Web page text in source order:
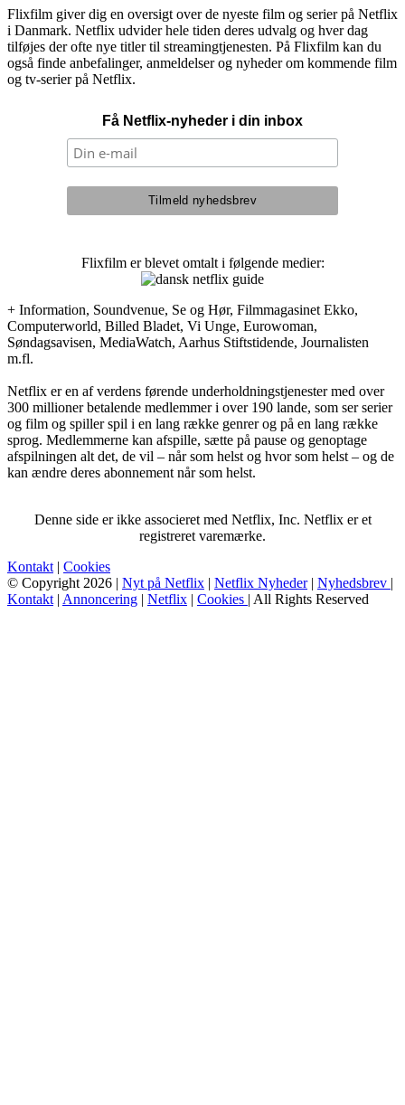
Flixfilm giver dig en oversigt over de nyeste film og serier på Netflix
i Danmark. Netflix udvider hele tiden deres udvalg og hver dag
tilføjes der ofte nye titler til streamingtjenesten. På Flixfilm kan du
også finde anbefalinger, anmeldelser og nyheder om kommende film
og tv-serier på Netflix.
Få Netflix-nyheder i din inbox
Flixfilm er blevet omtalt i følgende medier:
+ Information, Soundvenue, Se og Hør, Filmmagasinet Ekko,
Computerworld, Billed Bladet, Vi Unge, Eurowoman,
Søndagsavisen, MediaWatch, Aarhus Stiftstidende, Journalisten
m.fl.
Netflix er en af verdens førende underholdningstjenester med over
300 millioner betalende medlemmer i over 190 lande, som ser serier
og film og spiller spil i en lang række genrer og på en lang række
sprog. Medlemmerne kan afspille, sætte på pause og genoptage
afspilningen alt det, de vil – når som helst og hvor som helst – og de
kan ændre deres abonnement når som helst.
Denne side er ikke associeret med Netflix, Inc. Netflix er et
registreret varemærke.
Kontakt | Cookies
© Copyright 2026 | Nyt på Netflix | Netflix Nyheder| Nyhedsbrev |
Kontakt | Annoncering | Netflix | Cookies | All Rights Reserved